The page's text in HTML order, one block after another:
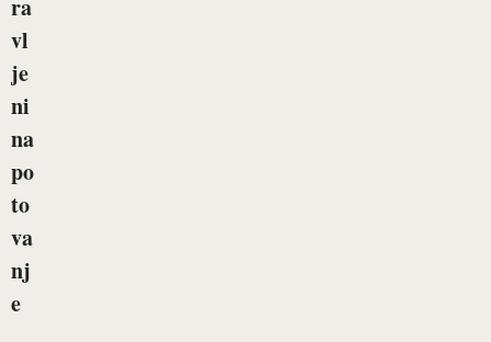
ra
vl
je
ni
na
po
to
va
nj
e